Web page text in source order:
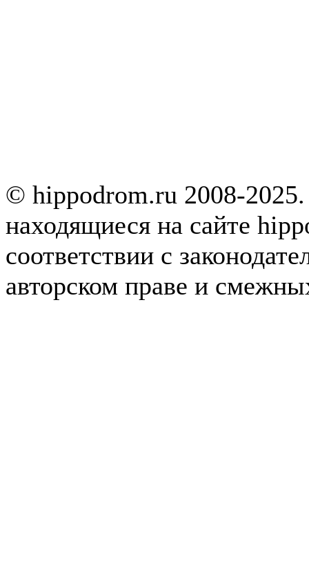
© hippodrom.ru 2008-
находящиеся на сайте
соответствии с
авторском праве и